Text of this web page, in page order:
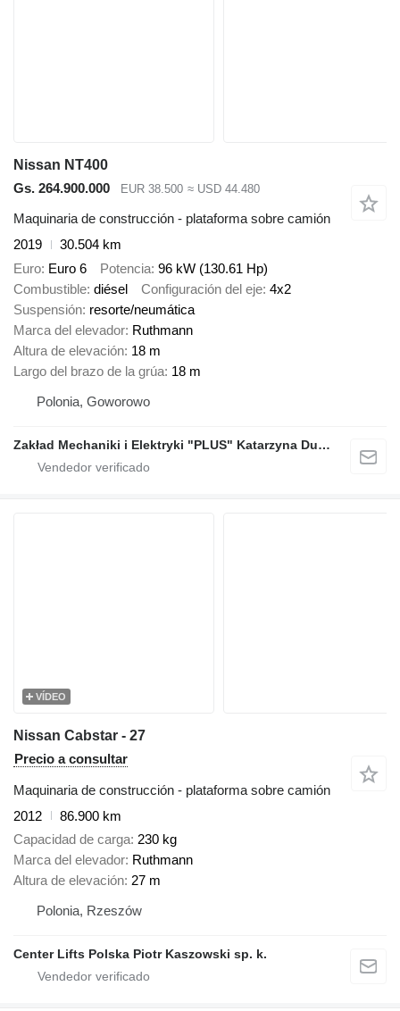
Nissan NT400
Gs. 264.900.000
EUR 38.500 ≈ USD 44.480
Maquinaria de construcción - plataforma sobre camión
2019
30.504 km
Euro Euro 6 Potencia 96 kW (130.61 Hp)
Combustible diésel Configuración del eje 4x2
Suspensión resorte/neumática
Marca del elevador Ruthmann
Altura de elevación 18 m
Largo del brazo de la grúa 18 m
Polonia, Goworowo
Zakład Mechaniki i Elektryki "PLUS" Katarzyna Dudziec
VÍDEO
Nissan Cabstar - 27
Precio a consultar
Maquinaria de construcción - plataforma sobre camión
2012
86.900 km
Capacidad de carga 230 kg
Marca del elevador Ruthmann
Altura de elevación 27 m
Polonia, Rzeszów
Center Lifts Polska Piotr Kaszowski sp. k.